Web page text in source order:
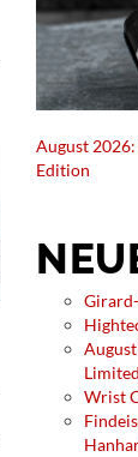
HIGHLIGHTS
2026
August
Edition
Wrist